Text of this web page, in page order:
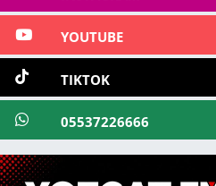
YOUTUBE
TIKTOK
05537226666